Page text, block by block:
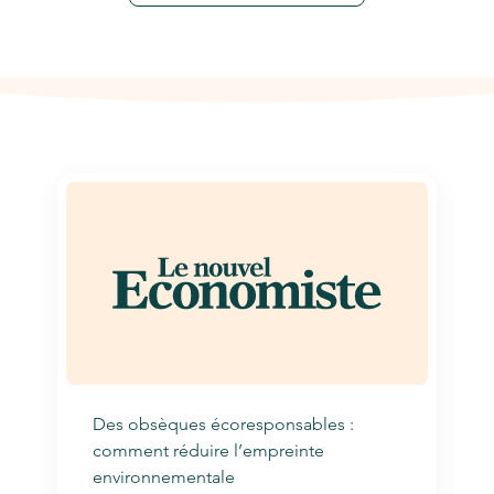
Des obsèques écoresponsables :
comment réduire l’empreinte
environnementale